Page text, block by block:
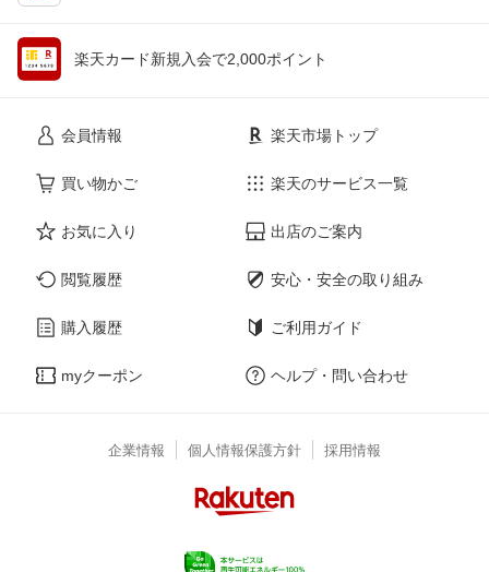
楽天カード新規入会で2,000ポイント
会員情報
買い物かご
お気に入り
閲覧履歴
購入履歴
myクーポン
楽天市場トップ
楽天のサービス一覧
出店のご案内
安心・安全の取り組み
ご利用ガイド
ヘルプ・問い合わせ
企業情報 個人情報保護方針 採用情報